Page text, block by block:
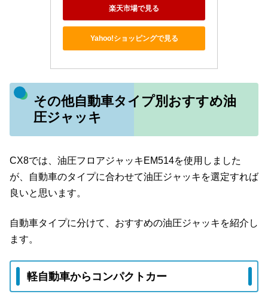
楽天市場で見る
Yahoo!ショッピングで見る
その他自動車タイプ別おすすめ油
圧ジャッキ
CX8では、油圧フロアジャッキEM514を使用しました
が、自動車のタイプに合わせて油圧ジャッキを選定すれば
良いと思います。
自動車タイプに分けて、おすすめの油圧ジャッキを紹介し
ます。
軽自動車からコンパクトカー